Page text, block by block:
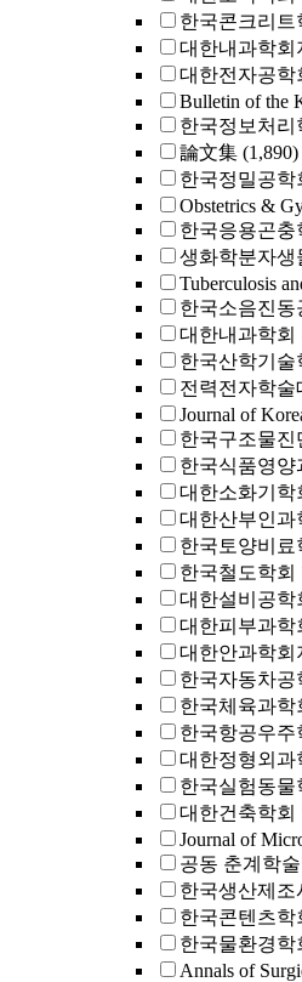
한국콘크리트
대한내과학회
대한전자공학
Bulletin of the
한국정보처리
論文集 (1,890)
한국정밀공학
Obstetrics &
한국응용곤충
생화학분자생
Tuberculosis
한국소음진동
대한내과학회
한국산학기술
전력전자학술
Journal of
한국구조물진
한국식품영양
대한소화기학
대한산부인과
한국토양비료
한국철도학회
대한설비공학
대한피부과학
대한안과학회
한국자동차공
한국체육과학
한국항공우주
대한정형외과
한국실험동물
대한건축학회
Journal of
공동 춘계학
한국생산제조
한국콘텐츠학
한국물환경학
Annals of